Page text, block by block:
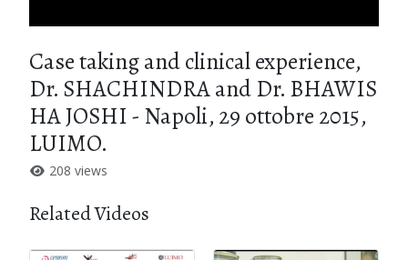
Case taking and clinical experience,
Dr. SHACHINDRA and Dr. BHAWIS
HA JOSHI - Napoli, 29 ottobre 2015,
LUIMO.
208 views
Related Videos